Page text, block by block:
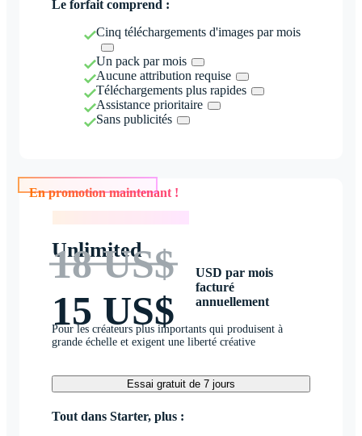
Le forfait comprend :
Cinq téléchargements d'images par mois
Un pack par mois
Aucune attribution requise
Téléchargements plus rapides
Assistance prioritaire
Sans publicités
En promotion maintenant !
Unlimited
18 US$
15 US$
USD par mois
facturé
annuellement
Pour les créateurs plus importants qui produisent à
grande échelle et exigent une liberté créative
Essai gratuit de 7 jours
Tout dans Starter, plus :